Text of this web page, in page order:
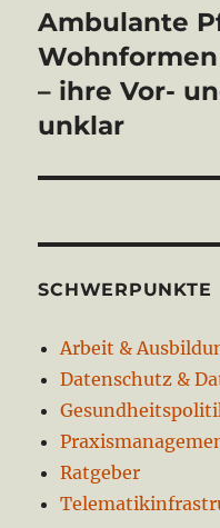
Nächster
Beitrag:
Ambulante
– ihre Vor-
unklar
SCHWERPUNKTE
Arbeit &
Datenschutz &
Ratgeber